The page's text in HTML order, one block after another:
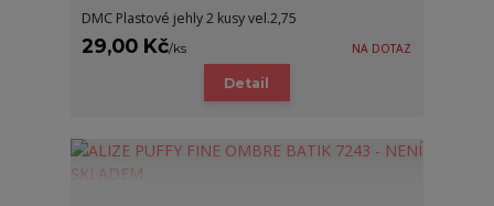
DMC Plastové jehly 2 kusy vel.2,75
29,00 Kč/ks NA DOTAZ
Detail